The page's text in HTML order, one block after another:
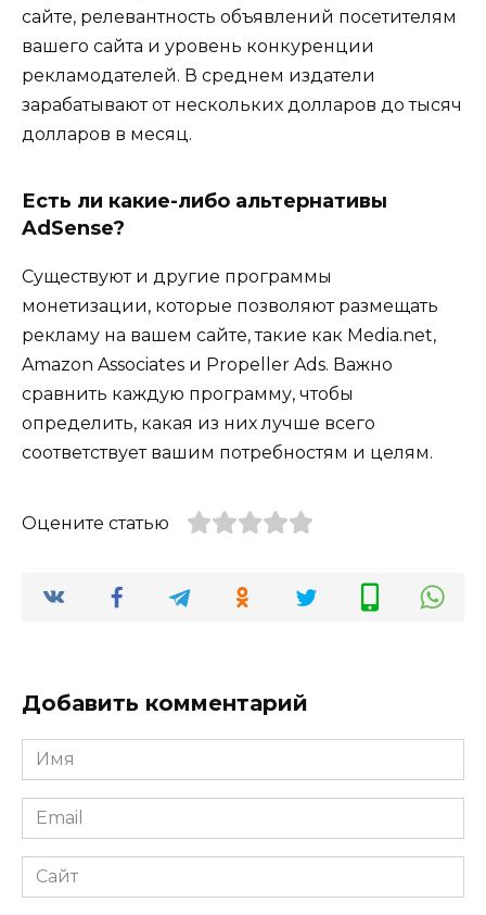
сайте, релевантность объявлений посетителям
вашего сайта и уровень конкуренции
рекламодателей. В среднем издатели
зарабатывают от нескольких долларов до тысяч
долларов в месяц.
Есть ли какие-либо альтернативы
AdSense?
Существуют и другие программы
монетизации, которые позволяют размещать
рекламу на вашем сайте, такие как Media.net,
Amazon Associates и Propeller Ads. Важно
сравнить каждую программу, чтобы
определить, какая из них лучше всего
соответствует вашим потребностям и целям.
Оцените статью
Добавить комментарий
Имя
*
Email
*
Сайт